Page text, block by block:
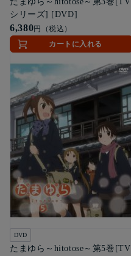
シリーズ] [DVD]
6,380円（税込）
カートに入れる
DVD
たまゆら～hitotose～第5巻[TV